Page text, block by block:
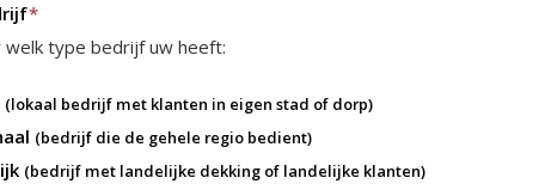
*
welk type bedrijf uw heeft:
(lokaal bedrijf met klanten in eigen stad of dorp)
(bedrijf die de gehele regio bedient)
(bedrijf met landelijke dekking of landelijke klanten)